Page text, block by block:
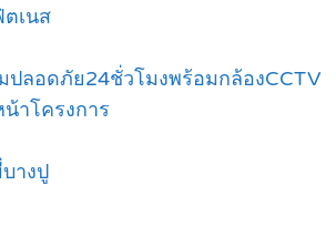
เนส
ปลอดภัย24ชั่วโมงพร้อมกล้องCCTV
าโครงการ
างปู